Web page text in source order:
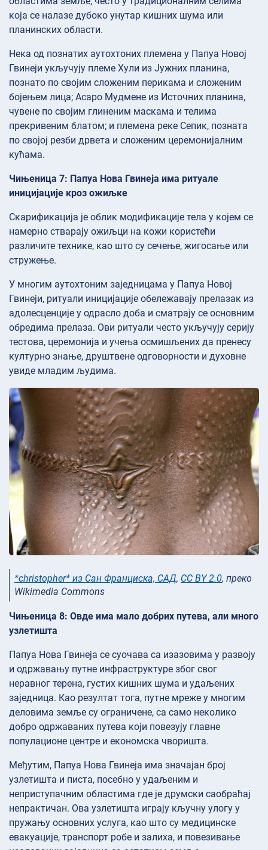
која се налазе дубоко унутар кишних шума или
планинских области.
Нека од познатих аутохтоних племена у Папуа Новој
Гвинеји укључују племе Хули из Јужних планина,
познато по својим сложеним перикама и сложеним
бојењем лица; Асаро Мудмене из Источних планина,
чувене по својим глиненим маскама и телима
прекривеним блатом; и племена реке Сепик, позната
по својој резби дрвета и сложеним церемонијалним
кућама.
Чињеница 7: Папуа Нова Гвинеја има ритуале
иницијације кроз ожиљке
Скарификација је облик модификације тела у којем се
намерно стварају ожиљци на кожи користећи
различите технике, као што су сечење, жигосање или
стружење.
У многим аутохтоним заједницама у Папуа Новој
Гвинеји, ритуали иницијације обележавају прелазак из
адолесценције у одрасло доба и сматрају се основним
обредима прелаза. Ови ритуали често укључују серију
тестова, церемонија и учења осмишљених да пренесу
културно знање, друштвене одговорности и духовне
увиде младим људима.
*christopher* из Сан Франциска, САД, CC BY 2.0, преко
Wikimedia Commons
Чињеница 8: Овде има мало добрих путева, али много
узлетишта
Папуа Нова Гвинеја се суочава са изазовима у развоју
и одржавању путне инфраструктуре због свог
неравног терена, густих кишних шума и удаљених
заједница. Као резултат тога, путне мреже у многим
деловима земље су ограничене, са само неколико
добро одржаваних путева који повезују главне
популационе центре и економска чворишта.
Међутим, Папуа Нова Гвинеја има значајан број
узлетишта и писта, посебно у удаљеним и
неприступачним областима где је друмски саобраћај
непрактичан. Ова узлетишта играју кључну улогу у
пружању основних услуга, као што су медицинске
евакуације, транспорт робе и залиха, и повезивање